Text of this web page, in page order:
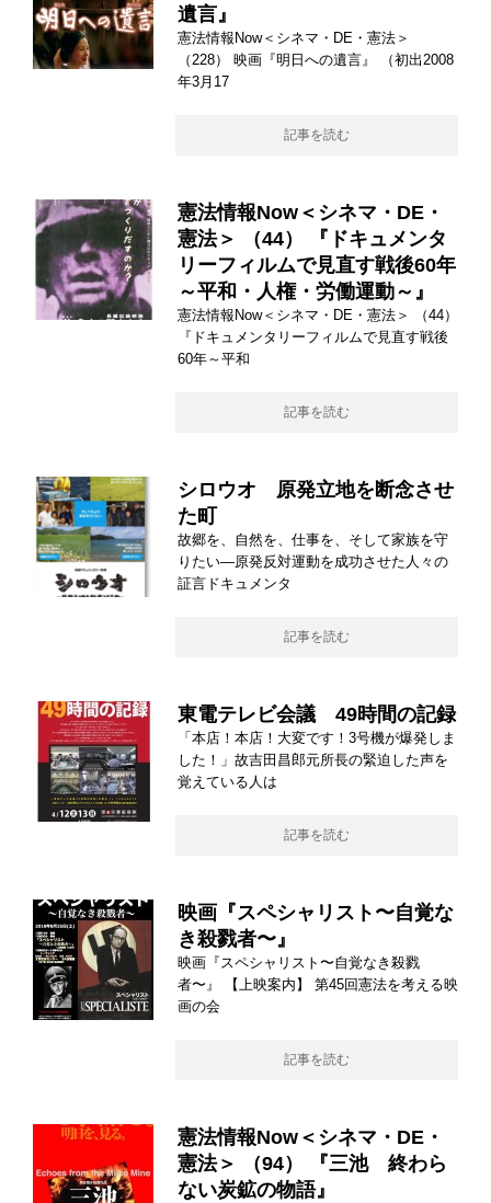
遺言』
憲法情報Now＜シネマ・DE・憲法＞
（228） 映画『明日への遺言』 （初出2008
年3月17
記事を読む
憲法情報Now＜シネマ・DE・
憲法＞ （44） 『ドキュメンタ
リーフィルムで見直す戦後60年
～平和・人権・労働運動～』
憲法情報Now＜シネマ・DE・憲法＞ （44）
『ドキュメンタリーフィルムで見直す戦後
60年～平和
記事を読む
シロウオ 原発立地を断念させ
た町
故郷を、自然を、仕事を、そして家族を守
りたい―原発反対運動を成功させた人々の
証言ドキュメンタ
記事を読む
東電テレビ会議 49時間の記録
「本店！本店！大変です！3号機が爆発しま
した！」故吉田昌郎元所長の緊迫した声を
覚えている人は
記事を読む
映画『スペシャリスト〜自覚な
き殺戮者〜』
映画『スペシャリスト〜自覚なき殺戮
者〜』 【上映案内】 第45回憲法を考える映
画の会
記事を読む
憲法情報Now＜シネマ・DE・
憲法＞ （94） 『三池 終わら
ない炭鉱の物語』